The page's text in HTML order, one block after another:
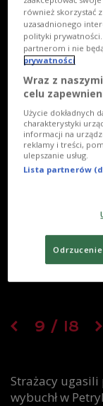
9 / 18
Strażacy
wybuchł w
również skorzystać
uzasadnionego
polityki
partnerom i nie
prywatności
Wraz z
celu
Użycie dokładnych
charakterystyki
informacji na
reklamy i treści,
ulepszanie usług.
Lista partnerów